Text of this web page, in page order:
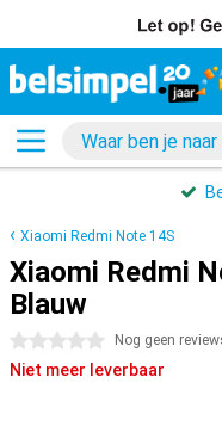
Xiaomi Redmi Note 14S
Xiaomi Redmi
Blauw
0 sterren Nog geen
Niet meer leverbaar